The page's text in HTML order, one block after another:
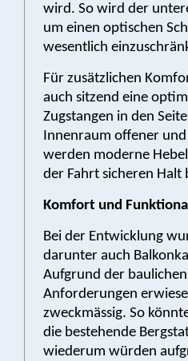
wird. So wird der
um einen optischen
wesentlich
Für zusätzlichen
auch sitzend eine
Zugstangen in den
Innenraum offener
werden moderne
der Fahrt sicheren Halt
Komfort und
Bei der Entwicklung
darunter auch
Aufgrund der
Anforderungen
zweckmässig. So
die bestehende
wiederum würden